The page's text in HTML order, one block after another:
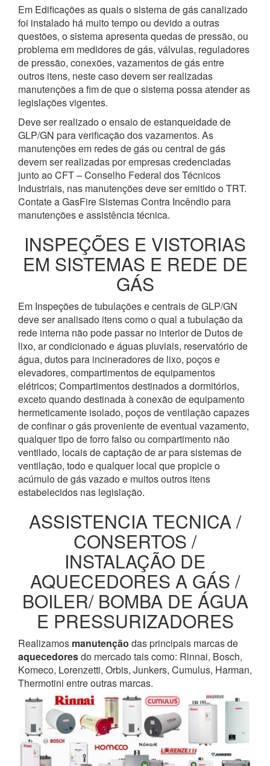
Em Edificações as quais o sistema de gás canalizado
foi instalado há muito tempo ou devido a outras
questões, o sistema apresenta quedas de pressão, ou
problema em medidores de gás, válvulas, reguladores
de pressão, conexões, vazamentos de gás entre
outros itens, neste caso devem ser realizadas
manutenções a fim de que o sistema possa atender as
legislações vigentes.
Deve ser realizado o ensaio de estanqueidade de
GLP/GN para verificação dos vazamentos. As
manutenções em redes de gás ou central de gás
devem ser realizadas por empresas credenciadas
junto ao CFT – Conselho Federal dos Técnicos
Industriais, nas manutenções deve ser emitido o TRT.
Contate a GasFire Sistemas Contra Incêndio para
manutenções e assistência técnica.
INSPEÇÕES E VISTORIAS
EM SISTEMAS E REDE DE
GÁS
Em Inspeções de tubulações e centrais de GLP/GN
deve ser analisado itens como o qual a tubulação da
rede interna não pode passar no interior de Dutos de
lixo, ar condicionado e águas pluviais, reservatório de
água, dutos para incineradores de lixo, poços e
elevadores, compartimentos de equipamentos
elétricos; Compartimentos destinados a dormitórios,
exceto quando destinada à conexão de equipamento
hermeticamente isolado, poços de ventilação capazes
de confinar o gás proveniente de eventual vazamento,
qualquer tipo de forro falso ou compartimento não
ventilado, locais de captação de ar para sistemas de
ventilação, todo e qualquer local que propicie o
acúmulo de gás vazado e muitos outros itens
estabelecidos nas legislação.
ASSISTENCIA TECNICA /
CONSERTOS /
INSTALAÇÃO DE
AQUECEDORES A GÁS /
BOILER/ BOMBA DE ÁGUA
E PRESSURIZADORES
Realizamos manutenção das principais marcas de
aquecedoresdo mercado tais como: Rinnai, Bosch,
Komeco, Lorenzetti, Orbis, Junkers, Cumulus, Harman,
Thermotini entre outras marcas.